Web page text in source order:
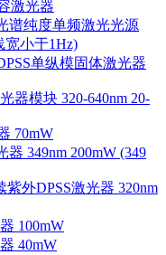
激光器
谱纯度单频激光光源
宽小于1Hz)
单纵模固体激光器
器模块 320-640nm 20-
70mW
349nm 200mW (349
外DPSS激光器 320nm
100mW
40mW